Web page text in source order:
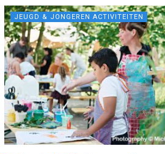
JEUGD & JONGEREN ACTIVITEITEN